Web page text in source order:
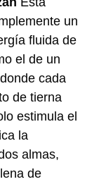
un
fluida de
el de un
cada
de tierna
estimula el
la
almas,
de